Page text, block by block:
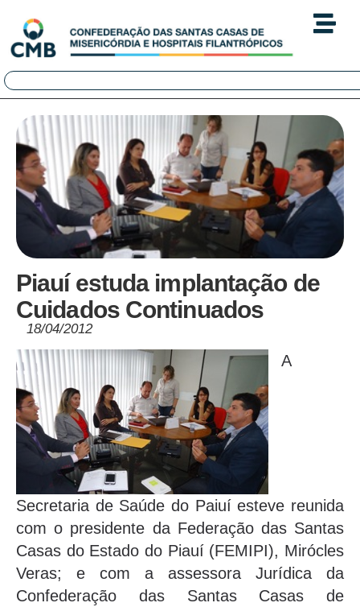
Piauí estuda implantação de
Cuidados Continuados
18/04/2012
A
Secretaria de Saúde do Paiuí esteve reunida
com o presidente da Federação das Santas
Casas do Estado do Piauí (FEMIPI), Mirócles
Veras; e com a assessora Jurídica da
Confederação das Santas Casas de